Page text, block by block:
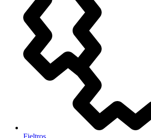
Fieltros